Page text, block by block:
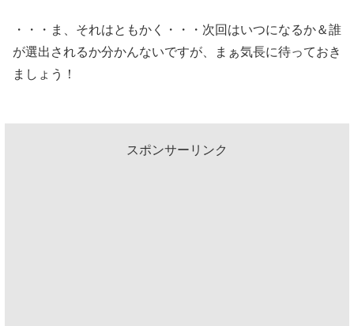
・・・ま、それはともかく・・・次回はいつになるか＆誰
が選出されるか分かんないですが、まぁ気長に待っておき
ましょう！
スポンサーリンク